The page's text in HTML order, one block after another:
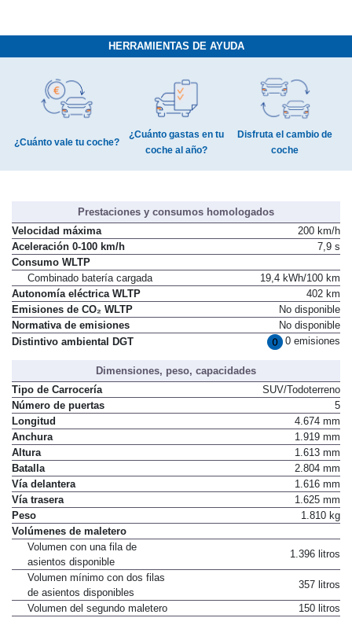
HERRAMIENTAS DE AYUDA
¿Cuánto vale tu coche?
¿Cuánto gastas en tu
coche al año?
Disfruta el cambio de
coche
Prestaciones y consumos homologados
Velocidad máxima
200 km/h
Aceleración 0-100 km/h
7,9 s
Consumo WLTP
Combinado batería cargada
19,4 kWh/100 km
Autonomía eléctrica WLTP
402 km
Emisiones de CO₂ WLTP
No disponible
Normativa de emisiones
No disponible
Distintivo ambiental DGT
0 emisiones
Dimensiones, peso, capacidades
Tipo de Carrocería
SUV/Todoterreno
Número de puertas
5
Longitud
4.674 mm
Anchura
1.919 mm
Altura
1.613 mm
Batalla
2.804 mm
Vía delantera
1.616 mm
Vía trasera
1.625 mm
Peso
1.810 kg
Volúmenes de maletero
Volumen con una fila de
asientos disponible
1.396 litros
Volumen mínimo con dos filas
de asientos disponibles
357 litros
Volumen del segundo maletero
150 litros